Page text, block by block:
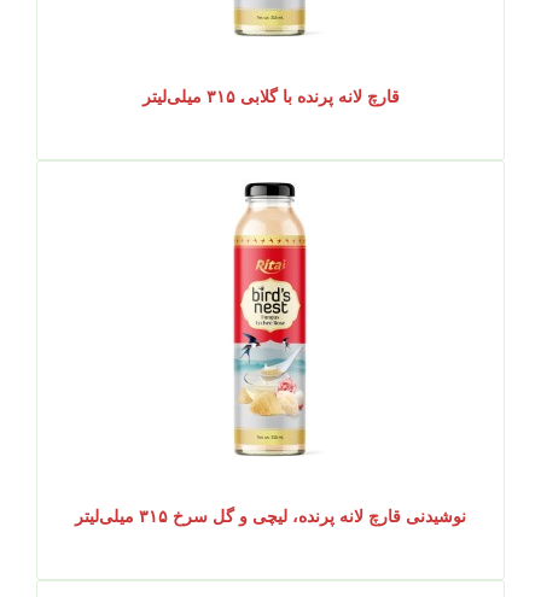
قارچ لانه پرنده با گلابی ۳۱۵ میلی‌لیتر
نوشیدنی قارچ لانه پرنده، لیچی و گل سرخ ۳۱۵ میلی‌لیتر